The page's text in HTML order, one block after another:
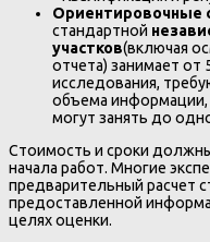
Ориентировочные
стандартной
участков(включая
отчета) занимает
исследования,
объема информации,
могут занять до
Стоимость и сроки
начала работ. Многие
предварительный расчет
предоставленной
целях оценки.